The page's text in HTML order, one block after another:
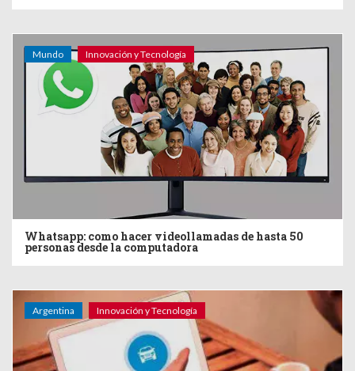
Mundo Innovación y Tecnología
Whatsapp: como hacer videollamadas de hasta 50
personas desde la computadora
Argentina Innovación y Tecnología